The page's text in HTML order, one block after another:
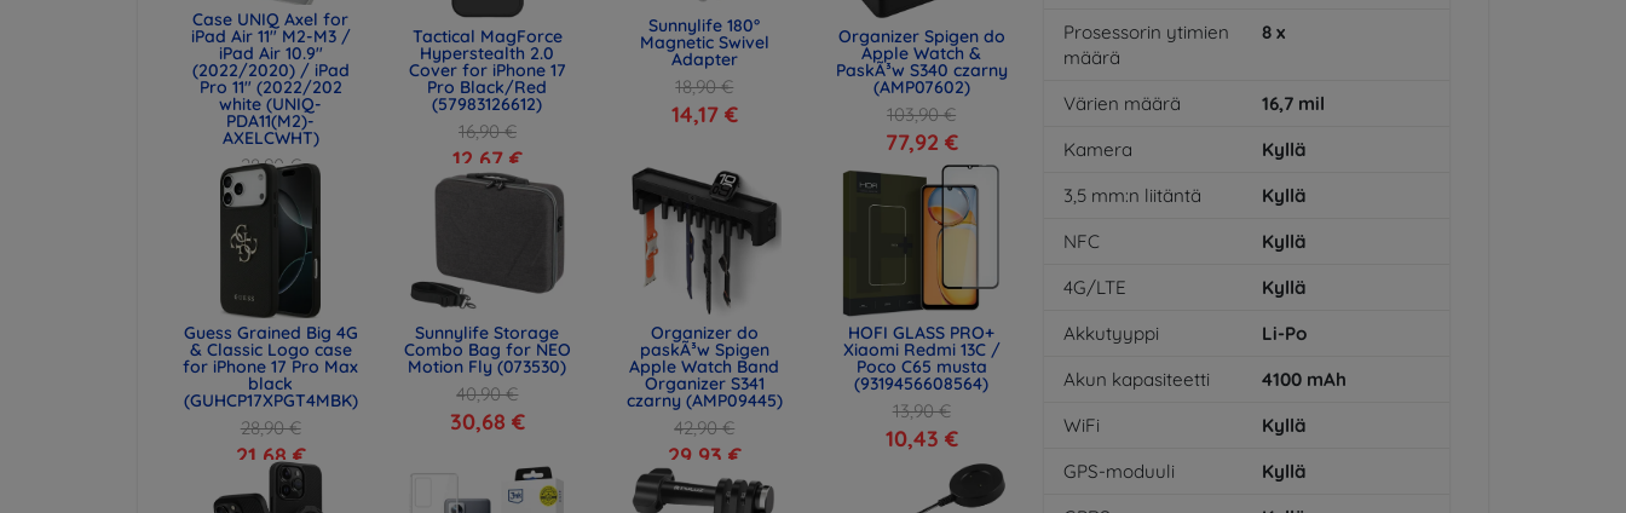
Case UNIQ Axel for
iPad Air 11" M2-M3 /
iPad Air 10.9"
(2022/2020) / iPad
Pro 11" (2022/202
white (UNIQ-
PDA11(M2)-
AXELCWHT)
28,90 €
21,68 €
Tactical MagForce
Hyperstealth 2.0
Cover for iPhone 17
Pro Black/Red
(57983126612)
16,90 €
12,67 €
Guess Grained Big 4G
& Classic Logo case
for iPhone 17 Pro Max
black
(GUHCP17XPGT4MBK)
28,90 €
21,68 €
Sunnylife Storage
Combo Bag for NEO
Motion Fly (073530)
40,90 €
30,68 €
Sunnylife 180°
Magnetic Swivel
Adapter
18,90 €
14,17 €
Organizer Spigen do
Apple Watch &
PaskÃ³w S340 czarny
(AMP07602)
103,90 €
77,92 €
Organizer do
paskÃ³w Spigen
Apple Watch Band
Organizer S341
czarny (AMP09445)
42,90 €
29,93 €
HOFI GLASS PRO+
Xiaomi Redmi 13C /
Poco C65 musta
(9319456608564)
13,90 €
10,43 €
Prosessorin ytimien
määrä
8 x
Värien määrä 16,7 mil
Kamera
Kyllä
3,5 mm:n liitäntä
Kyllä
NFC
Kyllä
4G/LTE
Kyllä
Akkutyyppi
Li-Po
Akun kapasiteetti
4100 mAh
WiFi
Kyllä
GPS-moduuli
Kyllä